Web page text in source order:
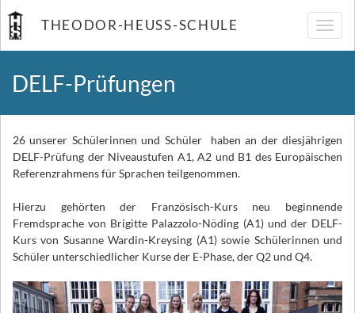
THEODOR-HEUSS-SCHULE
DELF-Prüfungen
26 unserer Schülerinnen und Schüler haben an der diesjährigen
DELF-Prüfung der Niveaustufen A1, A2 und B1 des Europäischen
Referenzrahmens für Sprachen teilgenommen.
Hierzu gehörten der Französisch-Kurs neu beginnende
Fremdsprache von Brigitte Palazzolo-Nöding (A1) und der DELF-
Kurs von Susanne Wardin-Kreysing (A1) sowie Schülerinnen und
Schüler unterschiedlicher Kurse der E-Phase, der Q2 und Q4.